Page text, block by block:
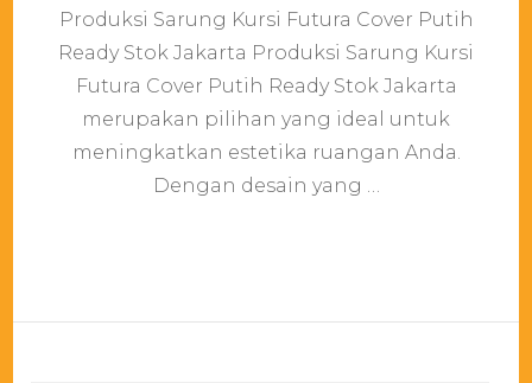
Sarung
Kursi
Cover
Putih
Stok
Jakarta
Produksi Sarung Kursi Futura Cover Putih
Ready Stok Jakarta Produksi Sarung Kursi
Futura Cover Putih Ready Stok Jakarta
merupakan pilihan yang ideal untuk
meningkatkan estetika ruangan Anda.
Dengan desain yang …